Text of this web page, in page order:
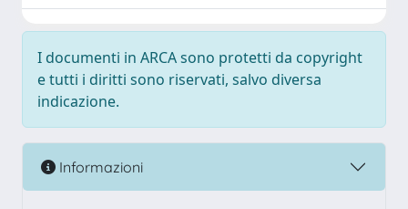
I documenti in ARCA sono protetti da copyright
e tutti i diritti sono riservati, salvo diversa
indicazione.
Informazioni